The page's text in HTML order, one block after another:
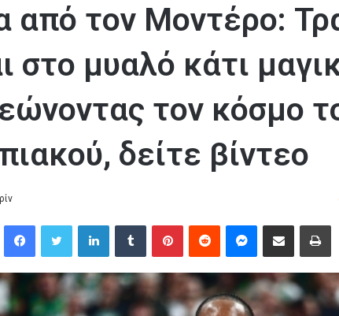
από τον Μοντέρο:
στο μυαλό κάτι
τον κόσμο
δείτε βίντεο